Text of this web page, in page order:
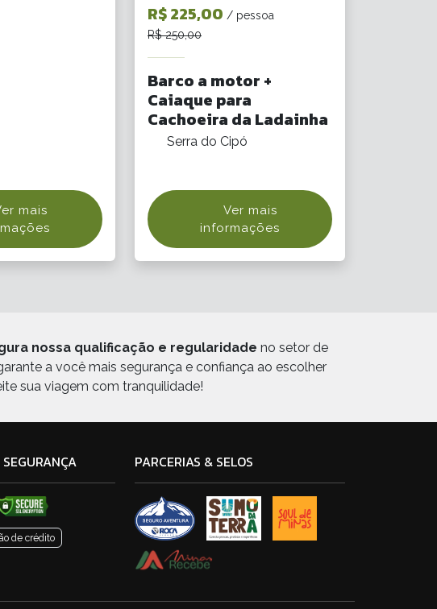
mais
R$ 225,00 / pessoa
R$ 250,00
Barco a motor +
Caiaque para
Cachoeira da Ladainha
Serra do Cipó
Ver mais
informações
nossa qualificação e regularidade no setor de
a você mais segurança e confiança ao escolher
sua viagem com tranquilidade!
de crédito
PARCERIAS & SELOS